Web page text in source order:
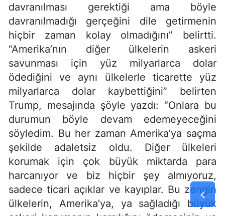
davranılması gerektiği ama böyle
davranılmadığı gerçeğini dile getirmenin
hiçbir zaman kolay olmadığını” belirtti.
“Amerika’nın diğer ülkelerin askeri
savunması için yüz milyarlarca dolar
ödediğini ve aynı ülkelerle ticarette yüz
milyarlarca dolar kaybettiğini” belirten
Trump, mesajında şöyle yazdı: “Onlara bu
durumun böyle devam edemeyeceğini
söyledim. Bu her zaman Amerika’ya saçma
şekilde adaletsiz oldu. Diğer ülkeleri
korumak için çok büyük miktarda para
harcanıyor ve biz hiçbir şey almıyoruz,
sadece ticari açıklar ve kayıplar. Bu zengin
ülkelerin, Amerika’ya, ya sağladığı büyük